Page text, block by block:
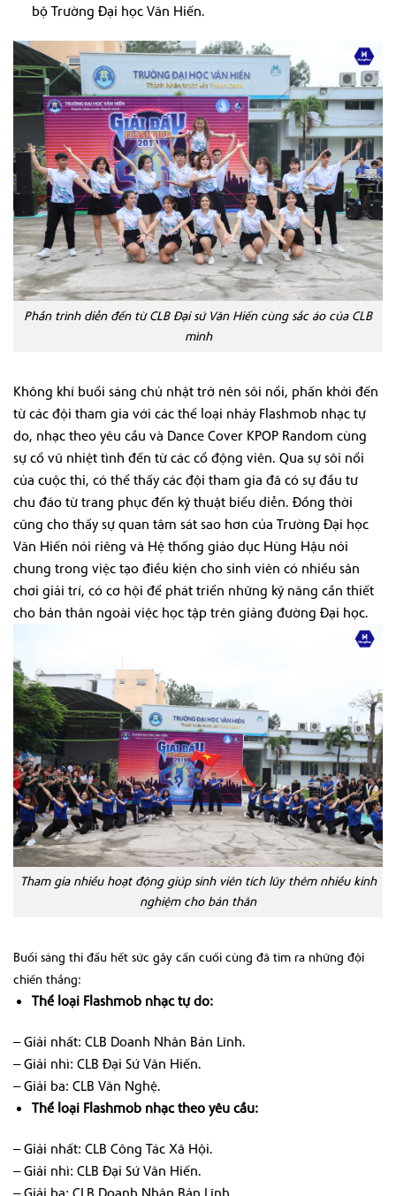
bộ Trường Đại học Văn Hiến.
Phần trình diễn đến từ CLB Đại sứ Văn Hiến cùng sắc áo của CLB
mình
Không khí buổi sáng chủ nhật trở nên sôi nổi, phấn khởi đến
từ các đội tham gia với các thể loại nhảy Flashmob nhạc tự
do, nhạc theo yêu cầu và Dance Cover KPOP Random cùng
sự cổ vũ nhiệt tình đến từ các cổ động viên. Qua sự sôi nổi
của cuộc thi, có thể thấy các đội tham gia đã có sự đầu tư
chu đáo từ trang phục đến kỹ thuật biểu diễn. Đồng thời
cũng cho thấy sự quan tâm sát sao hơn của Trường Đại học
Văn Hiến nói riêng và Hệ thống giáo dục Hùng Hậu nói
chung trong việc tạo điều kiện cho sinh viên có nhiều sân
chơi giải trí, có cơ hội để phát triển những kỹ năng cần thiết
cho bản thân ngoài việc học tập trên giảng đường Đại học.
Tham gia nhiều hoạt động giúp sinh viên tích lũy thêm nhiều kinh
nghiệm cho bản thân
Buổi sáng thi đấu hết sức gây cấn cuối cùng đã tìm ra những đội
chiến thắng:
Thể loại Flashmob nhạc tự do:
– Giải nhất: CLB Doanh Nhân Bản Lĩnh.
– Giải nhì: CLB Đại Sứ Văn Hiến.
– Giải ba: CLB Văn Nghệ.
Thể loại Flashmob nhạc theo yêu cầu:
– Giải nhất: CLB Công Tác Xã Hội.
– Giải nhì: CLB Đại Sứ Văn Hiến.
– Giải ba: CLB Doanh Nhân Bản Lĩnh.